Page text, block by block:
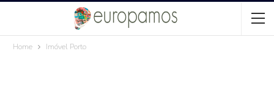
Home Imóvel Porto